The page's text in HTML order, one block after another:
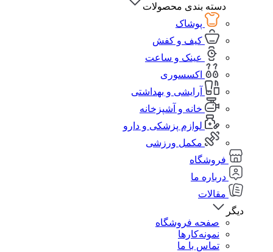
دسته بندی محصولات
پوشاک
کیف و کفش
عینک و ساعت
اکسسوری
آرایشی و بهداشتی
خانه و آشپزخانه
لوازم پزشکی و دارو
مکمل ورزشی
فروشگاه
درباره ما
مقالات
دیگر
صفحه فروشگاه
نمونه‌کارها
تماس با ما